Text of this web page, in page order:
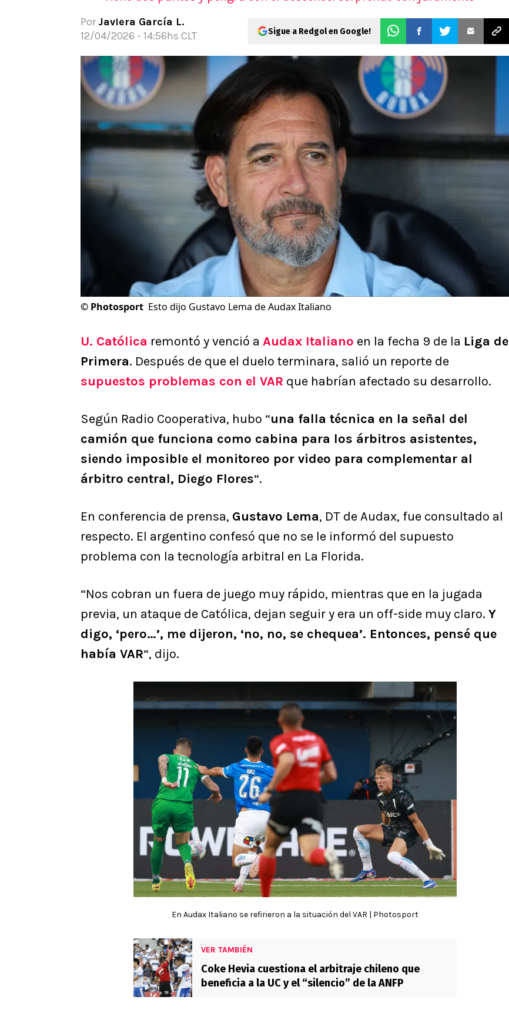
Pronósticos
Apuesta del día
Apuestas Mundial 2026
Por Javiera García L.
12/04/2026 - 14:56hs CLT
Sigue a Redgol en Google!
© Photosport Esto dijo Gustavo Lema de Audax Italiano
U. Católica remontó y venció a Audax Italiano en la fecha 9 de la Liga de
Primera. Después de que el duelo terminara, salió un reporte de
supuestos problemas con el VAR que habrían afectado su desarrollo.
Según Radio Cooperativa, hubo “una falla técnica en la señal del
camión que funciona como cabina para los árbitros asistentes,
siendo imposible el monitoreo por video para complementar al
árbitro central, Diego Flores“.
En conferencia de prensa, Gustavo Lema, DT de Audax, fue consultado al
respecto. El argentino confesó que no se le informó del supuesto
problema con la tecnología arbitral en La Florida.
“Nos cobran un fuera de juego muy rápido, mientras que en la jugada
previa, un ataque de Católica, dejan seguir y era un off-side muy claro. Y
digo, ‘pero…’, me dijeron, ‘no, no, se chequea’. Entonces, pensé que
había VAR“, dijo.
En Audax Italiano se refirieron a la situación del VAR | Photosport
VER TAMBIÉN
Coke Hevia cuestiona el arbitraje chileno que
beneficia a la UC y el “silencio” de la ANFP